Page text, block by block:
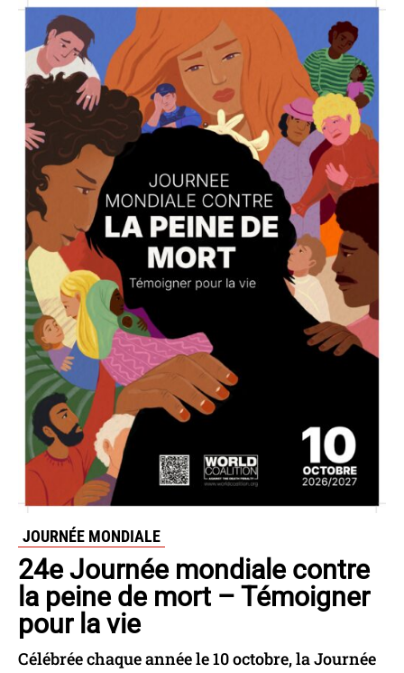
JOURNÉE MONDIALE
24e Journée mondiale contre
la peine de mort – Témoigner
pour la vie
Célébrée chaque année le 10 octobre, la Journée